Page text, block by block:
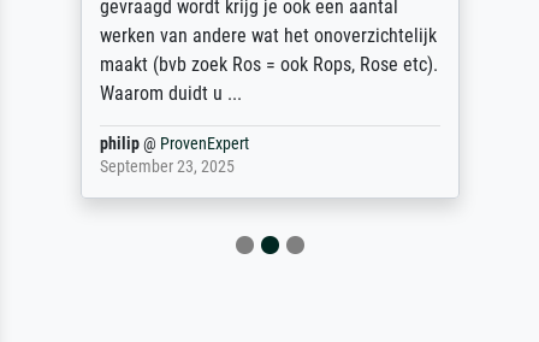
gevraagd wordt krijg je ook een aantal
werken van andere wat het onoverzichtelijk
maakt (bvb zoek Ros = ook Rops, Rose etc).
Waarom duidt u ...
philip@ ProvenExpert
September 23, 2025